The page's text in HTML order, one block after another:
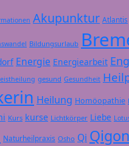
Akupunktur Atlantis
Bildungsurlaub
Energie Energiearbeit
gesund Gesundheit
Heilung Homöopathie
Kurs kurse Lichtkörper Liebe
Naturheilpraxis Osho Qi